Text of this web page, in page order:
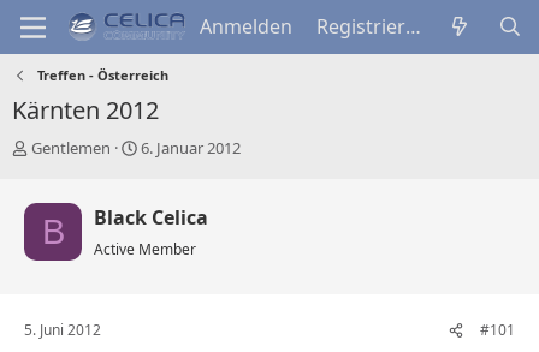
Anmelden Registrieren
Treffen - Österreich
Kärnten 2012
E
l
r
Gentlemen
E
t
e
6. Januar 2012
B Black Celica
Active Member
5. Juni 2012 #101